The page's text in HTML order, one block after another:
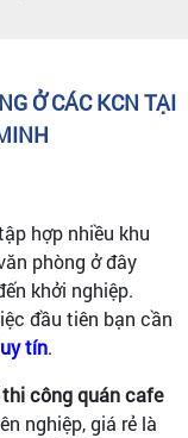
Ở CÁC KCN TẠI
hợp nhiều khu
phòng ở đây
khởi nghiệp.
đầu tiên bạn cần
tín.
công quán cafe
nghiệp, giá rẻ là